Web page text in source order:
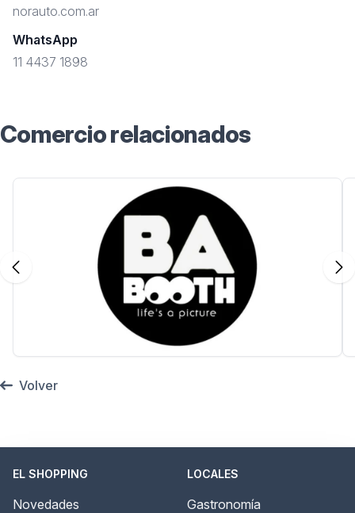
norauto.com.ar
WhatsApp
11 4437 1898
Comercio relacionados
Volver
EL SHOPPING
Novedades
LOCALES
Gastronomía